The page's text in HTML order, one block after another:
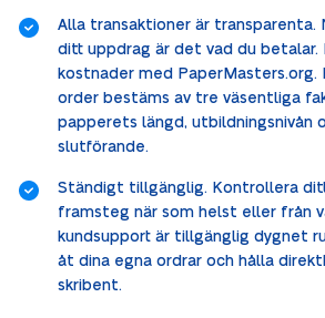
Alla transaktioner är transparenta.
ditt uppdrag är det vad du betalar.
kostnader med PaperMasters.org.
order bestäms av tre väsentliga
papperets längd, utbildningsnivån
slutförande.
Ständigt tillgänglig. Kontrollera
framsteg när som helst eller från
kundsupport är tillgänglig dygnet
åt dina egna ordrar och hålla
skribent.